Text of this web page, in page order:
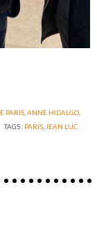
PARIS, ANNE HIDALGO,
TAGS : PARIS JEAN LUC